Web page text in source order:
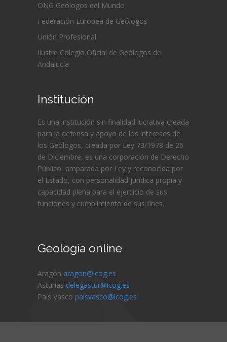
ONG Geólogos del Mundo
Federación Europea de Geólogos
Unión Profesional
Ilustre Colegio Oficial de Geólogos de
Andalucía
Institución
Es una institución sin finalidad lucrativa creada
para la defensa y apoyo de los intereses de
los Geólogos, creada por Ley 73/1978 de 26
de Diciembre, es una corporación de Derecho
Público, amparada por Ley y reconocida por
el Estado, con personalidad jurídica propia y
capacidad plena para el ejercicio de sus
funciones y cumplimiento de sus fines.
Geología online
Aragón aragon@icog.es
Asturias delegastur@icog.es
País Vasco paisvasco@icog.es